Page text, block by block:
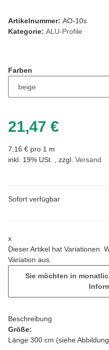
Artikelnummer: AO-10s
Kategorie: ALU-Profile
Farben
21,47 €
7,16 € pro 1 m
inkl. 19% USt. , zzgl. Versand
Sofort verfügbar
x
Dieser Artikel hat Variationen.
Variation aus.
Sie möchten in
Beschreibung
Größe:
Länge 300 cm (siehe